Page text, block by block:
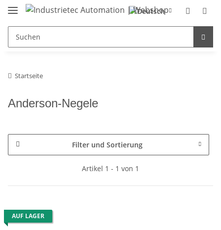
Startseite
Anderson-Negele
Filter und Sortierung
Artikel 1 - 1 von 1
AUF LAGER